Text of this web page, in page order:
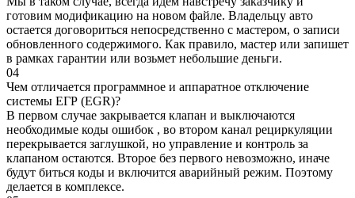
готовим модификацию на новом файле. Владельцу авто
остается договориться непосредственно с мастером, о записи
обновленного содержимого. Как правило, мастер или запишет
в рамках гарантии или возьмет небольшие деньги.
04
Чем отличается программное и аппаратное отключение
системы ЕГР (EGR)?
В первом случае закрывается клапан и выключаются
необходимые коды ошибок , во втором канал рециркуляции
перекрывается заглушкой, но управление и контроль за
клапаном остаются. Второе без первого невозможно, иначе
будут биться коды и включится аварийный режим. Поэтому
делается в комплексе.